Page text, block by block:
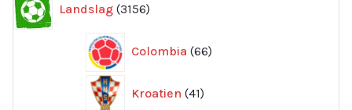
Landslag 3156
produkter
Colombia 66
produkter
Kroatien 41
produkter